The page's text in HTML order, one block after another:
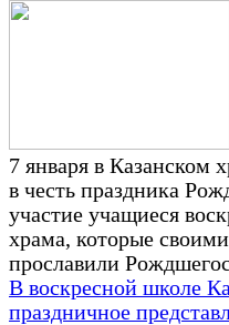
7 января в Казанском
в честь праздника
участие учащиеся
храма, которые
прославили
В воскресной школе
праздничное